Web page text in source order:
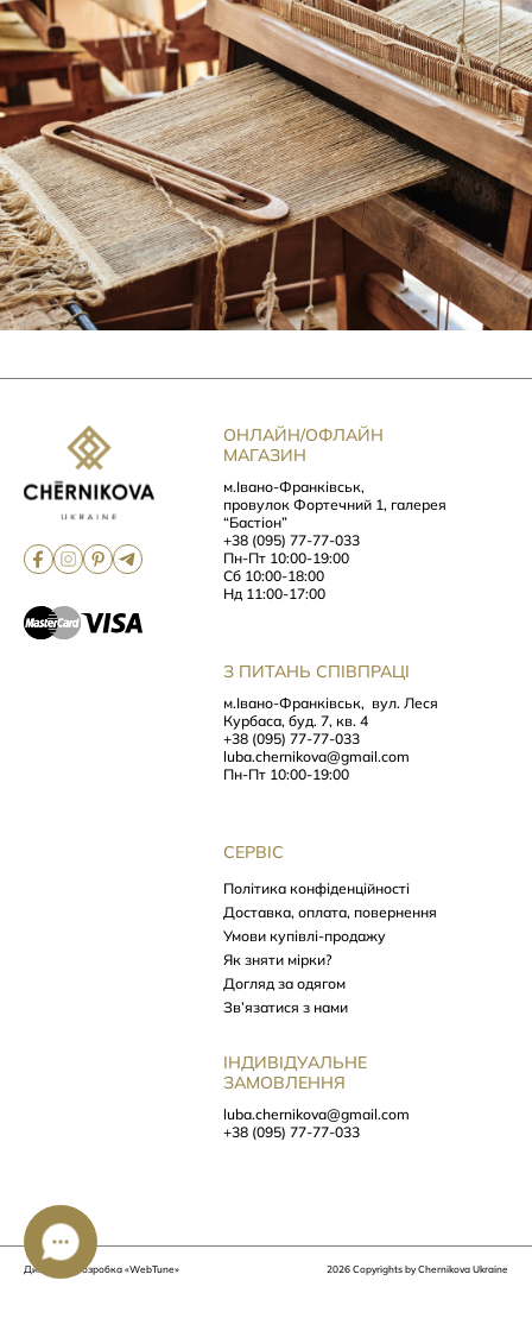
ОНЛАЙН/ОФЛАЙН
МАГАЗИН
м.Івано-Франківськ,
провулок Фортечний 1, галерея
“Бастіон”
+38 (095) 77-77-033
Пн-Пт 10:00-19:00
Сб 10:00-18:00
Нд 11:00-17:00
З ПИТАНЬ СПІВПРАЦІ
м.Івано-Франківськ, вул. Леся
Курбаса, буд. 7, кв. 4
+38 (095) 77-77-033
luba.chernikova@gmail.com
Пн-Пт 10:00-19:00
СЕРВІС
Політика конфіденційності
Доставка, оплата, повернення
Умови купівлі-продажу
Як зняти мірки?
Догляд за одягом
Зв’язатися з нами
ІНДИВІДУАЛЬНЕ
ЗАМОВЛЕННЯ
luba.chernikova@gmail.com
+38 (095) 77-77-033
Дизайн та розробка «WebTune» 2026 Copyrights by Chernikova Ukraine